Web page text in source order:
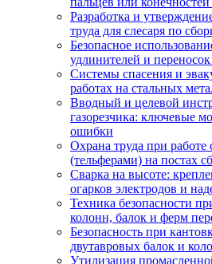
Разработка и
труда для слесаря по
Безопасное
удлинителей и
Системы спасения и
работах на стальных
Вводный и целевой
газорезчика: ключевые
ошибки
Охрана труда при
(тельферами) на постах
Сварка на высоте:
огарков электродов и
Техника безопасности
колонн, балок и ферм
Безопасность при
двутавровых балок и
Утилизация